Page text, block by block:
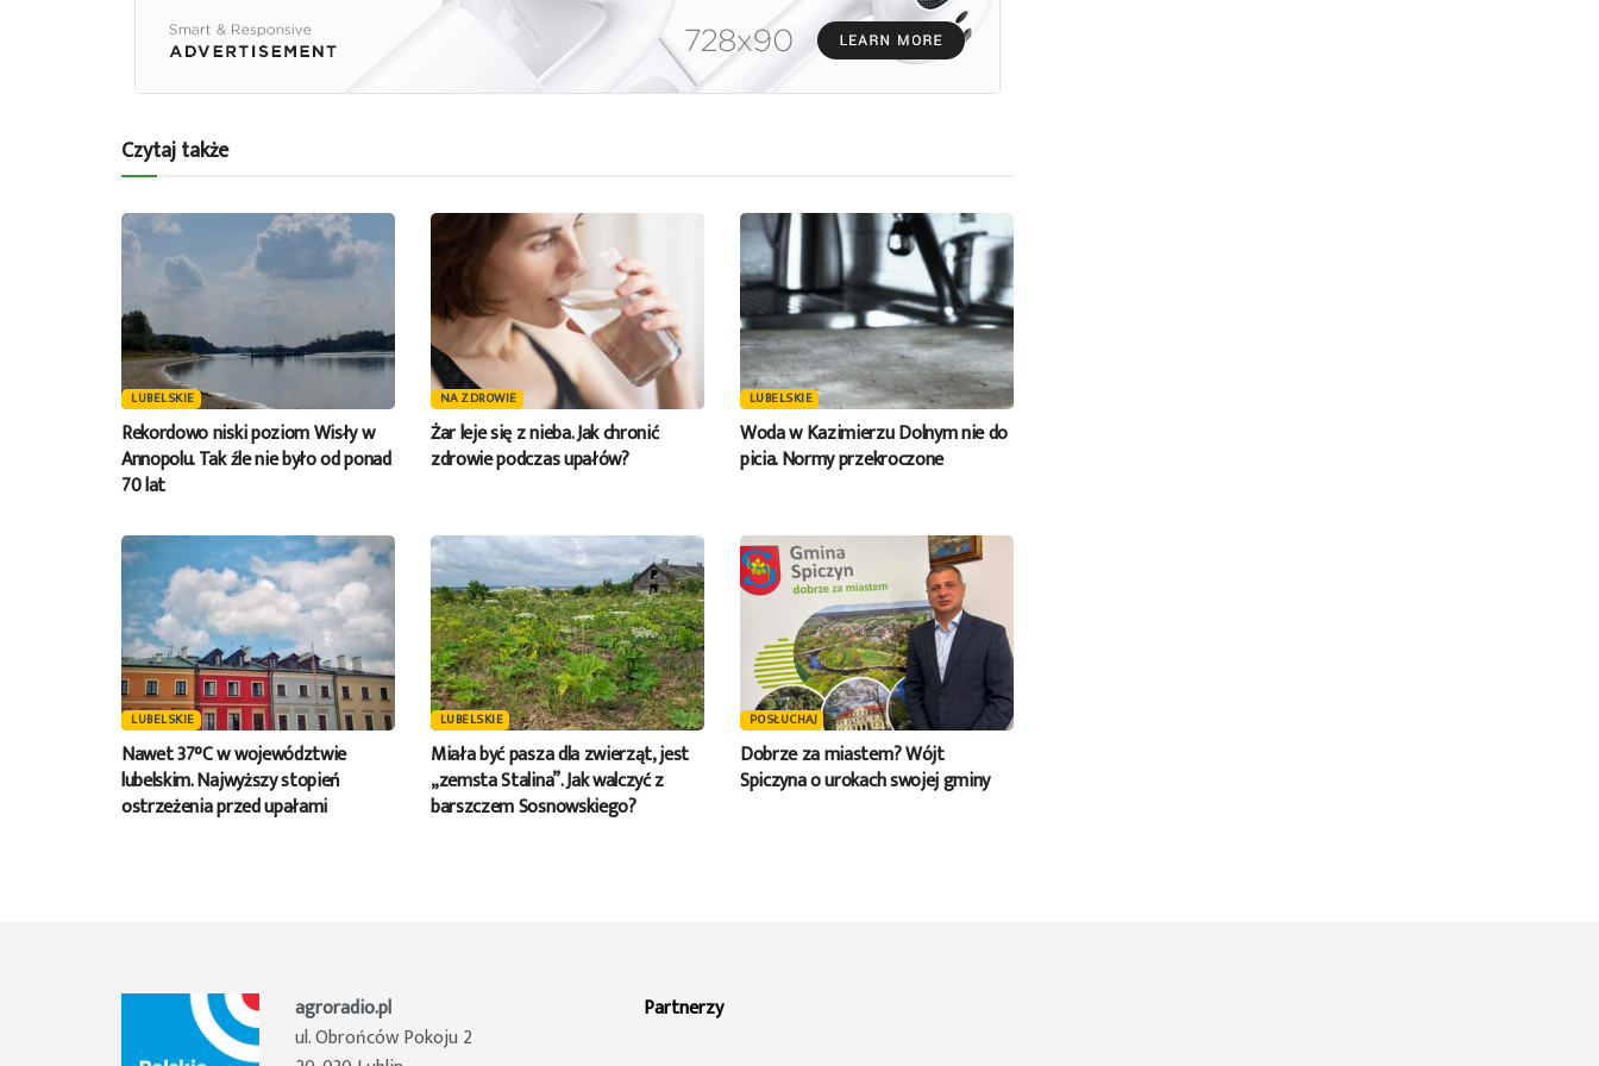
zmniejszyć
głośność.
Czytaj także
LUBELSKIE
Rekordowo niski poziom Wisły w
Annopolu. Tak źle nie było od ponad
70 lat
NA ZDROWIE
Żar leje się z nieba. Jak chronić
zdrowie podczas upałów?
LUBELSKIE
Woda w Kazimierzu Dolnym nie do
picia. Normy przekroczone
LUBELSKIE
Nawet 37°C w województwie
lubelskim. Najwyższy stopień
ostrzeżenia przed upałami
LUBELSKIE
Miała być pasza dla zwierząt, jest
„zemsta Stalina”. Jak walczyć z
barszczem Sosnowskiego?
POSŁUCHAJ
Dobrze za miastem? Wójt
Spiczyna o urokach swojej gminy
agroradio.pl
ul. Obrońców Pokoju 2
Partnerzy